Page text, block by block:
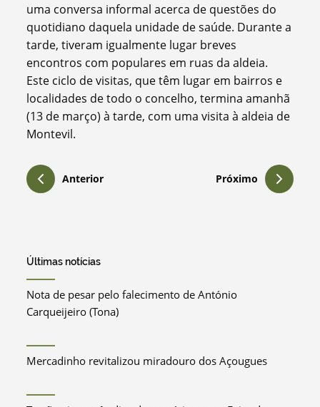
uma conversa informal acerca de questões do
quotidiano daquela unidade de saúde. Durante a
tarde, tiveram igualmente lugar breves
encontros com populares em ruas da aldeia.
Este ciclo de visitas, que têm lugar em bairros e
localidades de todo o concelho, termina amanhã
(13 de março) à tarde, com uma visita à aldeia de
Montevil.
Anterior Próximo
Últimas notícias
Nota de pesar pelo falecimento de António
Carqueijeiro (Tona)
Mercadinho revitalizou miradouro dos Açougues